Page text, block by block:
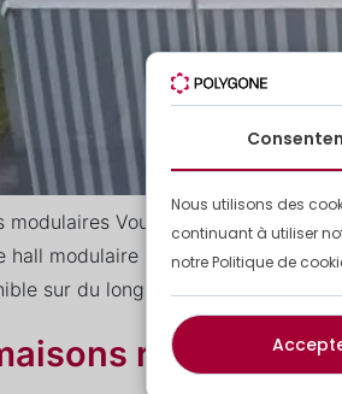
modulaires Vous souhaitez
hall modulaire industriel, une
sur du long terme ou du court
relais en
Nous utilisons des
continuant à utiliser
notre Politique de